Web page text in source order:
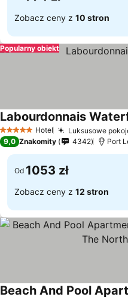
Zobacz ceny z 10 stron
Popularny obiekt
5 KategoriaHotel Luksusowe
Labourdonnais
9,0 Znakomity 4342 Port
Od 1053 zł
Zobacz ceny z 12 stron